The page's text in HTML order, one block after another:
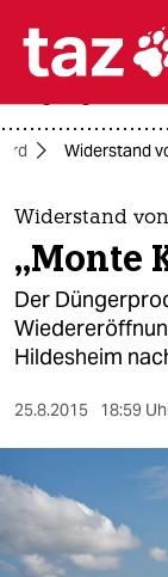
themen
politik
öko
sport
berlin
Widerstand
Widerstand
„Monte
Der
Hildesheim
25.8.2015 18:59